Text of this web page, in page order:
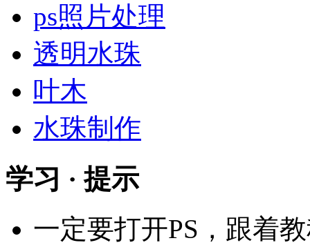
ps照片处理
透明水珠
叶木
水珠制作
学习 · 提示
一定要打开PS，跟着